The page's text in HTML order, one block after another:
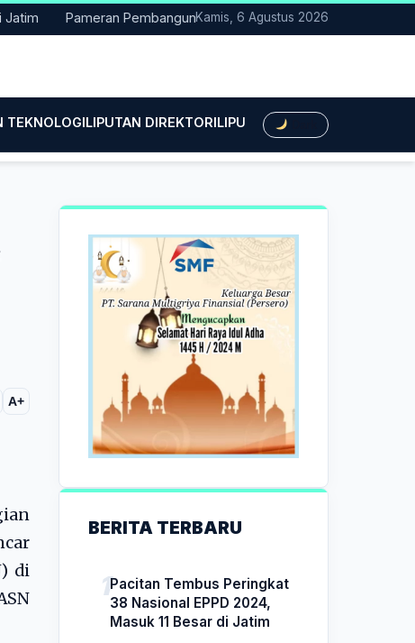
Pameran Pembangunan NTT Didorong Naik Kelas, DPRD Minta
Kamis, 6 Agustus 2026
TEKNOLOGILIPUTAN DIREKTORILIPUTAN HUKUMLIPUTAN
A+
di
BERITA TERBARU
Pacitan Tembus Peringkat
38 Nasional EPPD 2024,
Masuk 11 Besar di Jatim